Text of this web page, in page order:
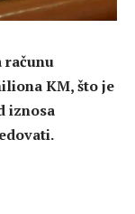
računu
KM, što je
iznosa